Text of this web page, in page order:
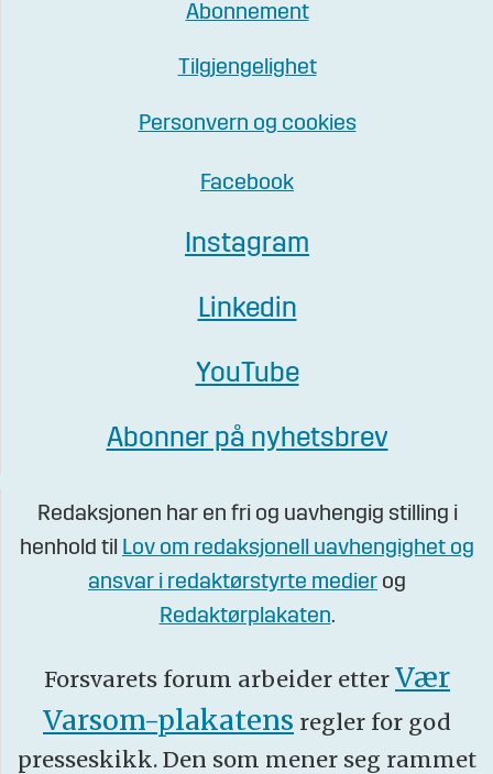
Abonnement
Tilgjengelighet
Personvern og cookies
Facebook
Instagram
Linkedin
YouTube
Abonner på nyhetsbrev
Redaksjonen har en fri og uavhengig stilling i
henhold til Lov om redaksjonell uavhengighet og
ansvar i redaktørstyrte medier og
Redaktørplakaten.
Forsvarets forum arbeider etter Vær
Varsom-plakatens regler for god
presseskikk. Den som mener seg rammet